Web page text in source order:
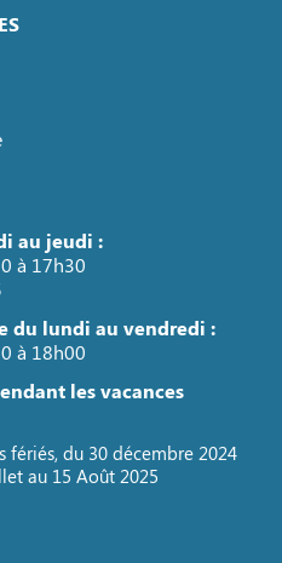
au jeudi :
à 17h30
du lundi au vendredi :
à 18h00
les vacances
fériés, du 30 décembre 2024
au 15 Août 2025